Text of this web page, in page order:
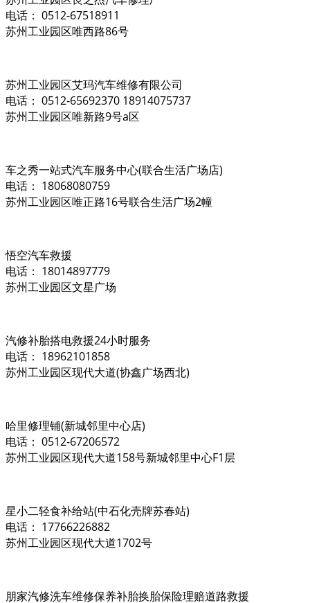
电话： 0512-67518911
苏州工业园区唯西路86号
苏州工业园区艾玛汽车维修有限公司
电话： 0512-65692370 18914075737
苏州工业园区唯新路9号a区
车之秀一站式汽车服务中心(联合生活广场店)
电话： 18068080759
苏州工业园区唯正路16号联合生活广场2幢
悟空汽车救援
电话： 18014897779
苏州工业园区文星广场
汽修补胎搭电救援24小时服务
电话： 18962101858
苏州工业园区现代大道(协鑫广场西北)
哈里修理铺(新城邻里中心店)
电话： 0512-67206572
苏州工业园区现代大道158号新城邻里中心F1层
星小二轻食补给站(中石化壳牌苏春站)
电话： 17766226882
苏州工业园区现代大道1702号
朋家汽修洗车维修保养补胎换胎保险理赔道路救援